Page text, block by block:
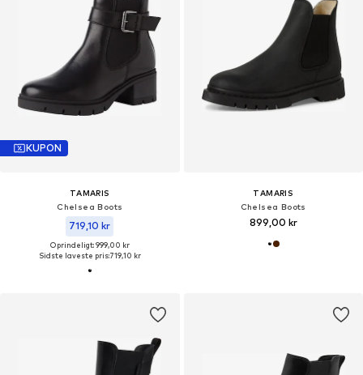
KUPON
TAMARIS
Chelsea Boots
719,10 kr
Oprindeligt: 999,00 kr
Sidste laveste pris:719,10 kr
TAMARIS
Chelsea Boots
899,00 kr